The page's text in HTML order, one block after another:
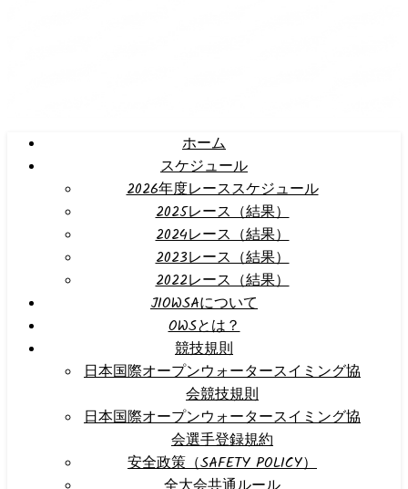
ホーム
スケジュール
2026年度レーススケジュール
2025レース（結果）
2024レース（結果）
2023レース（結果）
2022レース（結果）
JIOWSAについて
OWSとは？
競技規則
日本国際オープンウォータースイミング協
会競技規則
日本国際オープンウォータースイミング協
会選手登録規約
安全政策（SAFETY POLICY）